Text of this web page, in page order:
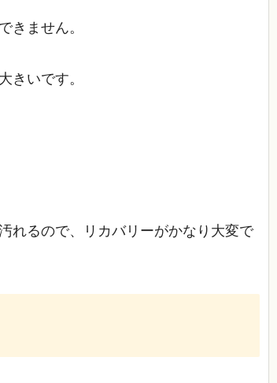
きません。
きいです。
れるので、リカバリーがかなり大変で